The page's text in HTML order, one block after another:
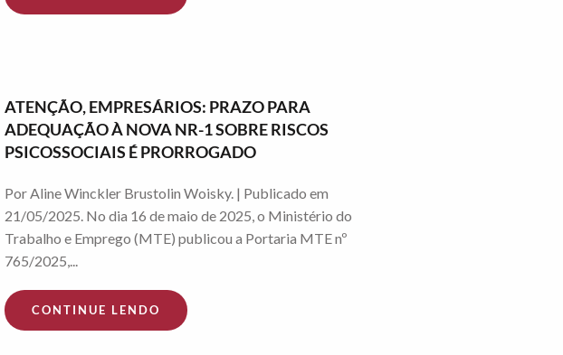
ATENÇÃO, EMPRESÁRIOS: PRAZO PARA
ADEQUAÇÃO À NOVA NR-1 SOBRE RISCOS
PSICOSSOCIAIS É PRORROGADO
Por Aline Winckler Brustolin Woisky. | Publicado em
21/05/2025. No dia 16 de maio de 2025, o Ministério do
Trabalho e Emprego (MTE) publicou a Portaria MTE nº
765/2025,...
CONTINUE LENDO